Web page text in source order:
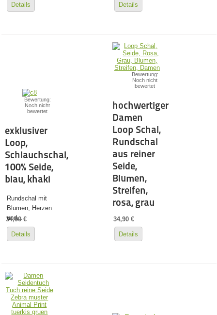
Details Details
Bewertung:
Noch nicht
bewertet
exklusiver
Loop,
Schlauchschal,
100% Seide,
blau, khaki
Rundschal mit
Blumen, Herzen
und...
34,90 €
Details
Bewertung:
Noch nicht
bewertet
hochwertiger
Damen
Loop Schal,
Rundschal
aus reiner
Seide,
Blumen,
Streifen,
rosa, grau
34,90 €
Details